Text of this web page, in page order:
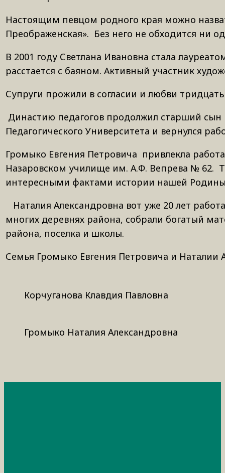
Настоящим певцом родного края можно
Преображенская». Без него не обходится ни
В 2001 году Светлана Ивановна стала
расстается с баяном. Активный участник
Супруги прожили в согласии и любви
Династию педагогов продолжил старший сын
Педагогического Университета и вернулся
Громыко Евгения Петровича привлекла
Назаровском училище им. А.Ф. Вепрева № 62.
интересными фактами истории нашей Родины,
Наталия Александровна вот уже 20 лет
многих деревнях района, собрали богатый
района, поселка и школы.
Семья Громыко Евгения Петровича и
Корчуганова Клавдия Павловна
Громыко Наталия Александровна